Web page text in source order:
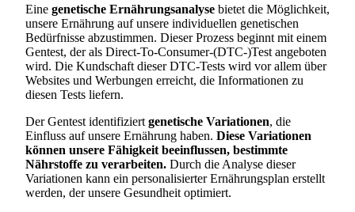
Eine genetische Ernährungsanalyse bietet die Möglichkeit,
unsere Ernährung auf unsere individuellen genetischen
Bedürfnisse abzustimmen. Dieser Prozess beginnt mit einem
Gentest, der als Direct-To-Consumer-(DTC-)Test angeboten
wird. Die Kundschaft dieser DTC-Tests wird vor allem über
Websites und Werbungen erreicht, die Informationen zu
diesen Tests liefern.
Der Gentest identifiziertgenetische Variationen, die
Einfluss auf unsere Ernährung haben. Diese Variationen
können unsere Fähigkeit beeinflussen, bestimmte
Nährstoffe zu verarbeiten. Durch die Analyse dieser
Variationen kann ein personalisierter Ernährungsplan erstellt
werden, der unsere Gesundheit optimiert.